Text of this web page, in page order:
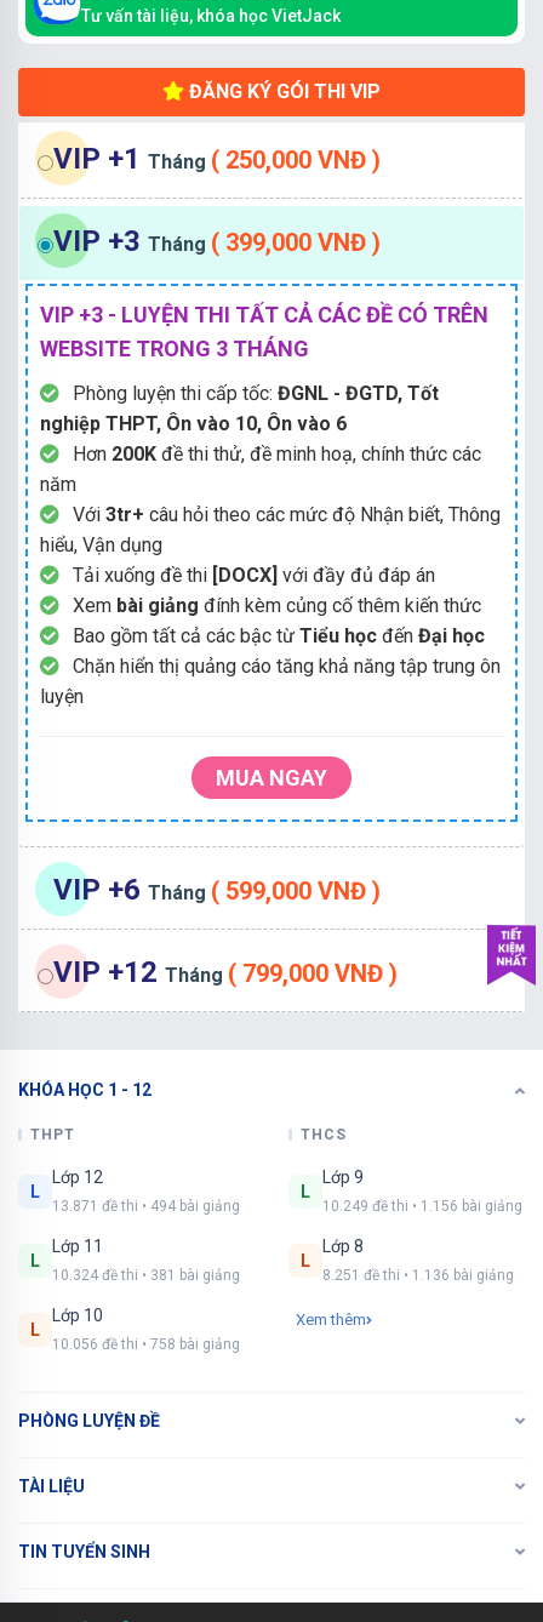
Tư vấn tài liệu, khóa học VietJack
ĐĂNG KÝ GÓI THI VIP
VIP +1 Tháng ( 250,000 VNĐ )
VIP +3 Tháng ( 399,000 VNĐ )
VIP +3 - LUYỆN THI TẤT CẢ CÁC ĐỀ CÓ TRÊN
WEBSITE TRONG 3 THÁNG
Phòng luyện thi cấp tốc: ĐGNL - ĐGTD, Tốt
nghiệp THPT, Ôn vào 10, Ôn vào 6
Hơn 200K đề thi thử, đề minh hoạ, chính thức các
năm
Với 3tr+ câu hỏi theo các mức độ Nhận biết, Thông
hiểu, Vận dụng
Tải xuống đề thi [DOCX] với đầy đủ đáp án
Xem bài giảng đính kèm củng cố thêm kiến thức
Bao gồm tất cả các bậc từ Tiểu học đến Đại học
Chặn hiển thị quảng cáo tăng khả năng tập trung ôn
luyện
MUA NGAY
VIP +6 Tháng ( 599,000 VNĐ )
VIP +12 Tháng ( 799,000 VNĐ )
KHÓA HỌC 1 - 12
THPT
L
Lớp 12
13.871 đề thi • 494 bài giảng
L
Lớp 11
10.324 đề thi • 381 bài giảng
L
Lớp 10
10.056 đề thi • 758 bài giảng
THCS
L
Lớp 9
10.249 đề thi • 1.156 bài giảng
L
Lớp 8
8.251 đề thi • 1.136 bài giảng
Xem thêm
PHÒNG LUYỆN ĐỀ
TÀI LIỆU
TIN TUYỂN SINH